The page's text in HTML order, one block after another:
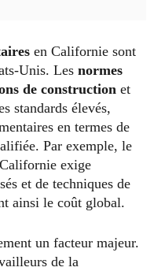
en Californie sont
Unis. Les normes
de construction et
standards élevés,
en termes de
Par exemple, le
exige
et de techniques de
ainsi le coût global.
un facteur majeur.
de la